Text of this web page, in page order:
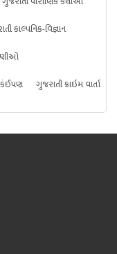
કાલ્પનિક-વિજ્ઞાન
કંઈપણ ગુજરાતી ક્રાઇમ વાર્તા